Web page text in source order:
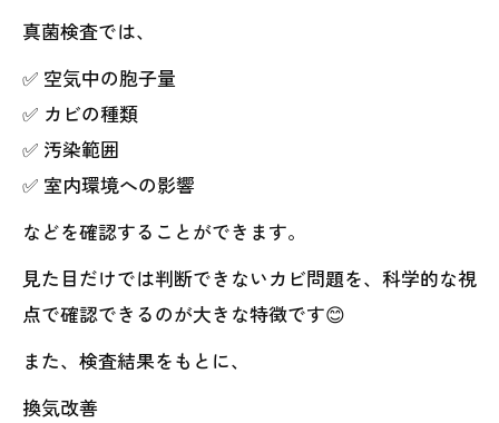
真菌検査では、
✅ 空気中の胞子量
✅ カビの種類
✅ 汚染範囲
✅ 室内環境への影響
などを確認することができます。
見た目だけでは判断できないカビ問題を、科学的な視
点で確認できるのが大きな特徴です😊
また、検査結果をもとに、
換気改善